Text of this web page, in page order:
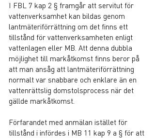
I FBL 7 kap 2 § framgår att servitut för
vattenverksamhet kan bildas genom
lantmäteriförrättning om det finns ett
tillstånd för vattenverksamheten enligt
vattenlagen eller MB. Att denna dubbla
möjlighet till markåtkomst finns beror på
att man ansåg att lantmäteriförrättning
normalt var snabbare och enklare än en
vattenrättslig domstolsprocess när det
gällde markåtkomst.
Förfarandet med anmälan istället för
tillstånd i infördes i MB 11 kap 9 a § för att